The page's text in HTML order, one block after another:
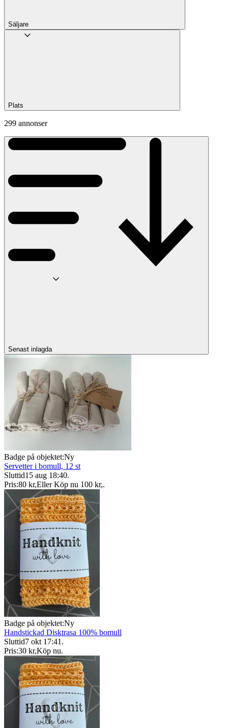
Säljare
Plats
299 annonser
Senast inlagda
Badge på objektet:Ny
Servetter i bomull, 12 st
Sluttid15 aug 18:40.
Pris:80 kr,Eller Köp nu 100 kr,.
Badge på objektet:Ny
Handstickad Disktrasa 100% bomull
Sluttid7 okt 17:41 .
Pris:30 kr,Köp nu.